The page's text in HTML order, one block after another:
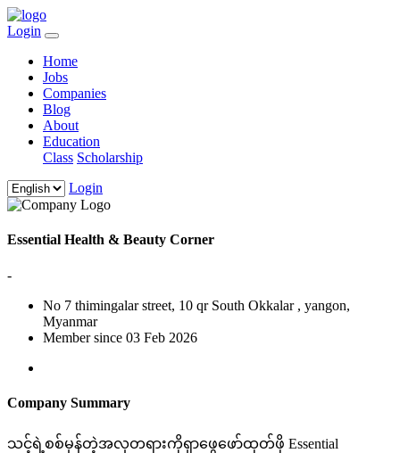
Login
Home
Jobs
Companies
Blog
About
Education
Class Scholarship
Login
Essential Health & Beauty Corner
-
No 7 thimingalar street, 10 qr South Okkalar , yangon,
Myanmar
Member since 03 Feb 2026
Company Summary
သင့်ရဲ့စစ်မှန်တဲ့အလှတရားကိုရှာ​ဖွေ​ဖော်ထုတ်ဖို Essential